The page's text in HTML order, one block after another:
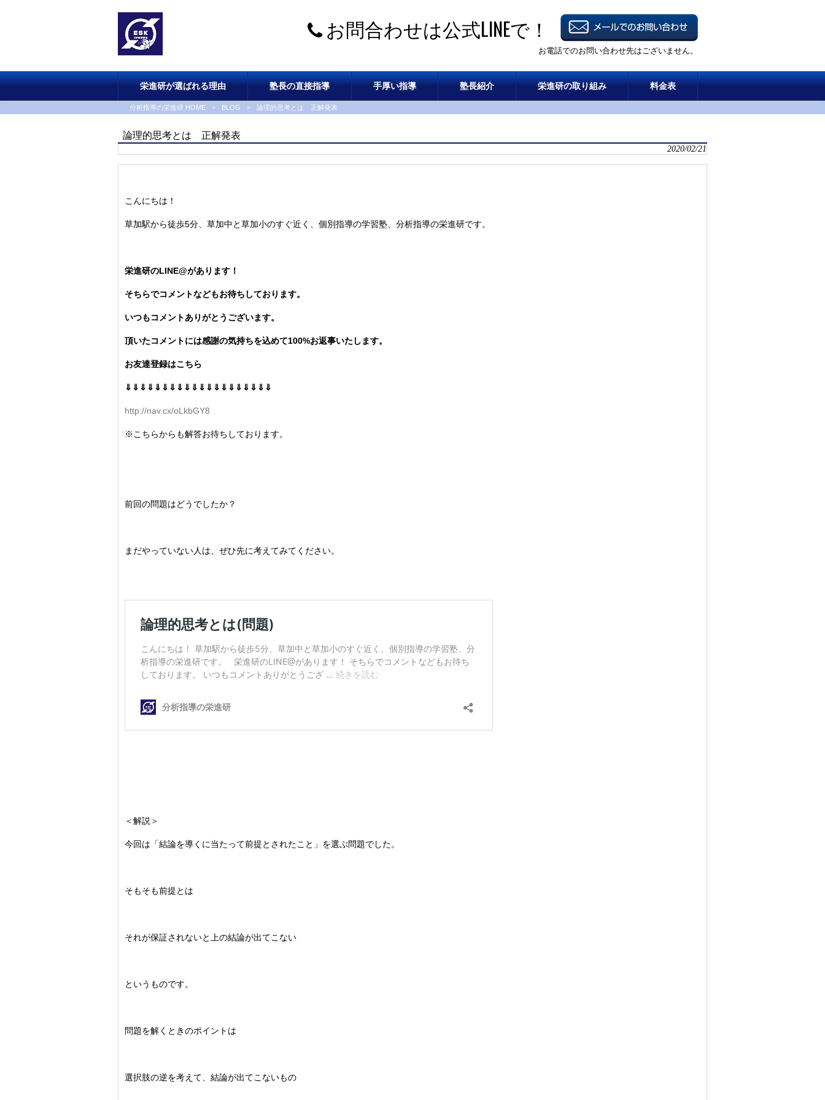
お問合わせは公式LINEで！
お電話でのお問い合わせ先はございません。
栄進研が選ばれる理由 塾長の直接指導 手厚い指導 塾長紹介 栄進研の取り組み 料金表
分析指導の栄進研 HOME > BLOG > 論理的思考とは 正解発表
論理的思考とは 正解発表
2020/02/21
こんにちは！
草加駅から徒歩5分、草加中と草加小のすぐ近く、個別指導の学習塾、分析指導の栄進研です。
栄進研のLINE@があります！
そちらでコメントなどもお待ちしております。
いつもコメントありがとうございます。
頂いたコメントには感謝の気持ちを込めて100%お返事いたします。
お友達登録はこちら
⇓⇓⇓⇓⇓⇓⇓⇓⇓⇓⇓⇓⇓⇓⇓⇓⇓⇓⇓⇓
http://nav.cx/oLkbGY8
※こちらからも解答お待ちしております。
前回の問題はどうでしたか？
まだやっていない人は、ぜひ先に考えてみてください。
＜解説＞
今回は「結論を導くに当たって前提とされたこと」を選ぶ問題でした。
そもそも前提とは
それが保証されないと上の結論が出てこない
というものです。
問題を解くときのポイントは
選択肢の逆を考えて、結論が出てこないもの